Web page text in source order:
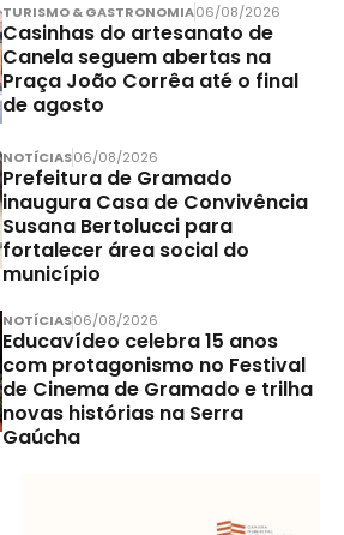
TURISMO & GASTRONOMIA06/08/2026
Casinhas do artesanato de
Canela seguem abertas na
Praça João Corrêa até o final
de agosto
NOTÍCIAS06/08/2026
Prefeitura de Gramado
inaugura Casa de Convivência
Susana Bertolucci para
fortalecer área social do
município
NOTÍCIAS06/08/2026
Educavídeo celebra 15 anos
com protagonismo no Festival
de Cinema de Gramado e trilha
novas histórias na Serra
Gaúcha